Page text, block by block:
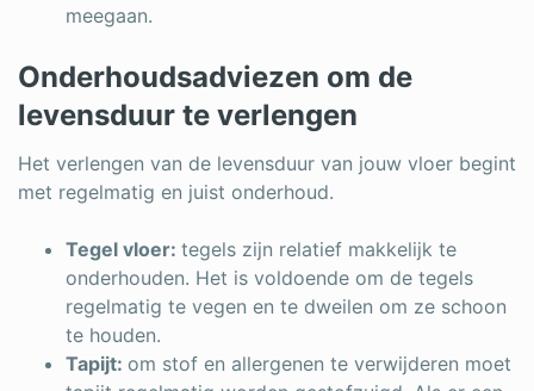
meegaan.
Onderhoudsadviezen om de
levensduur te verlengen
Het verlengen van de levensduur van jouw vloer begint
met regelmatig en juist onderhoud.
Tegel vloer: tegels zijn relatief makkelijk te
onderhouden. Het is voldoende om de tegels
regelmatig te vegen en te dweilen om ze schoon
te houden.
Tapijt: om stof en allergenen te verwijderen moet